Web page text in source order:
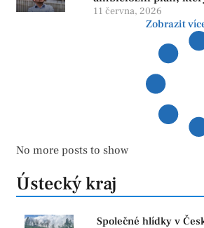
více otazníků než jistot
11 června, 2026
Zobrazit
No more posts to show
Ústecký kraj
Společné hlídky v